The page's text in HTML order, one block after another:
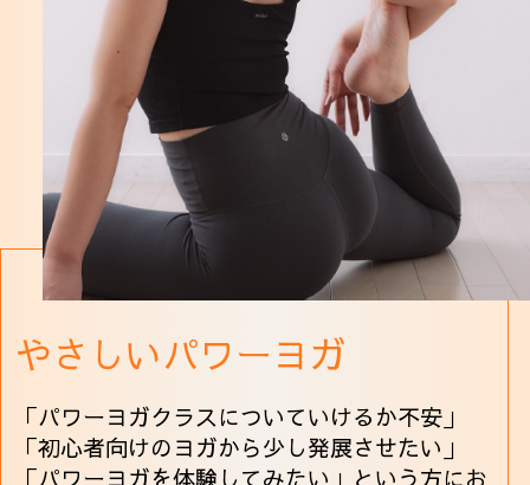
やさしいパワーヨガ
「パワーヨガクラスについていけるか不安」
「初心者向けのヨガから少し発展させたい」
「パワーヨガを体験してみたい」という方にお